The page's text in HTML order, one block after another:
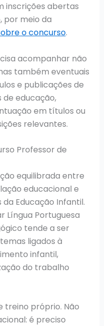
inscrições abertas
por meio da
o concurso.
acompanhar não
também eventuais
e publicações de
de educação,
em títulos ou
relevantes.
Professor de
equilibrada entre
educacional e
Educação Infantil.
Língua Portuguesa
tende a ser
ligados à
infantil,
do trabalho
próprio. Não
é preciso